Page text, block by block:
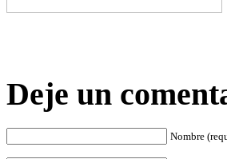
Deje un
Nombre